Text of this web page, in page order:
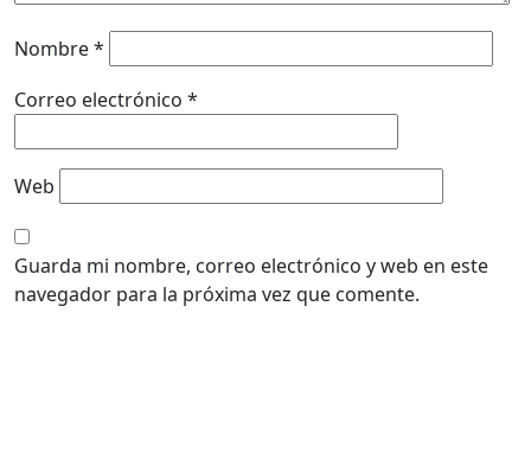
Nombre*
Correo electrónico *
Web
Guarda mi nombre, correo electrónico y web en este
navegador para la próxima vez que comente.